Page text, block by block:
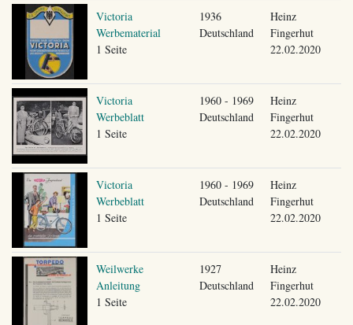
Victoria
Werbematerial
1 Seite
1936
Deutschland
Heinz
Fingerhut
22.02.2020
Victoria
Werbeblatt
1 Seite
1960 - 1969
Deutschland
Heinz
Fingerhut
22.02.2020
Victoria
Werbeblatt
1 Seite
1960 - 1969
Deutschland
Heinz
Fingerhut
22.02.2020
Weilwerke
Anleitung
1 Seite
1927
Deutschland
Heinz
Fingerhut
22.02.2020